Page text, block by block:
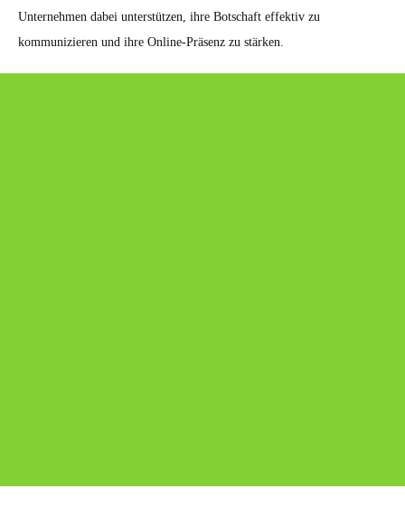
Unternehmen dabei unterstützen, ihre Botschaft effektiv zu
kommunizieren und ihre Online-Präsenz zu stärken.